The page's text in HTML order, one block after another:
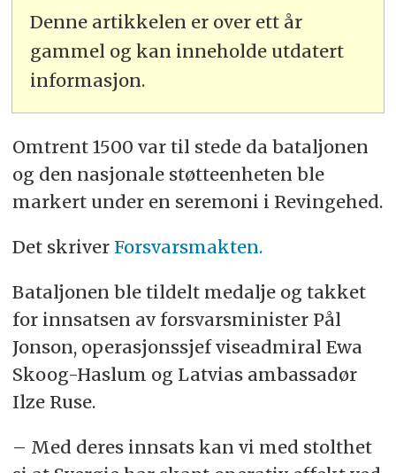
Denne artikkelen er over ett år
gammel og kan inneholde utdatert
informasjon.
Omtrent 1500 var til stede da bataljonen
og den nasjonale støtteenheten ble
markert under en seremoni i Revingehed.
Det skriverForsvarsmakten.
Bataljonen ble tildelt medalje og takket
for innsatsen av forsvarsminister Pål
Jonson, operasjonssjef viseadmiral Ewa
Skoog-Haslum og Latvias ambassadør
Ilze Ruse.
– Med deres innsats kan vi med stolthet